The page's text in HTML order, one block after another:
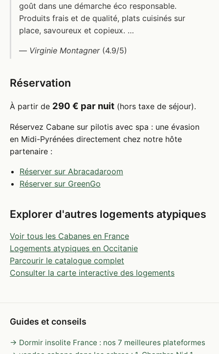
goût dans une démarche éco responsable.
Produits frais et de qualité, plats cuisinés sur
place, savoureux et copieux. …
— Virginie Montagner(4.9/5)
Réservation
À partir de 290 € par nuit (hors taxe de séjour).
Réservez Cabane sur pilotis avec spa : une évasion
en Midi-Pyrénées directement chez notre hôte
partenaire :
Réserver sur Abracadaroom
Réserver sur GreenGo
Explorer d'autres logements atypiques
Voir tous les Cabanes en France
Logements atypiques en Occitanie
Parcourir le catalogue complet
Consulter la carte interactive des logements
Guides et conseils
→ Dormir insolite France : nos 7 meilleures plateformes